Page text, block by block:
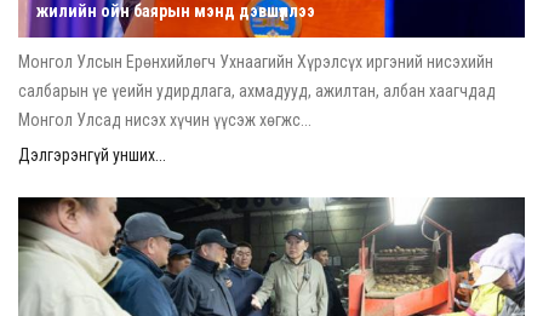
жилийн ойн баярын мэнд дэвшүүллээ
Монгол Улсын Ерөнхийлөгч Ухнаагийн Хүрэлсүх иргэний нисэхийн
салбарын үе үеийн удирдлага, ахмадууд, ажилтан, албан хаагчдад
Монгол Улсад нисэх хүчин үүсэж хөгжс...
Дэлгэрэнгүй унших...